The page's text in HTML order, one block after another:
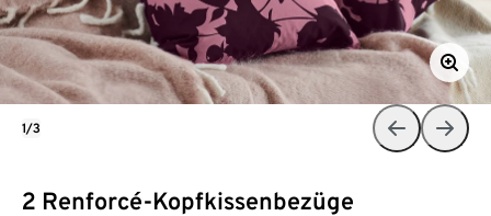
2 Renforcé-Kopfkissenbezüge
1/3